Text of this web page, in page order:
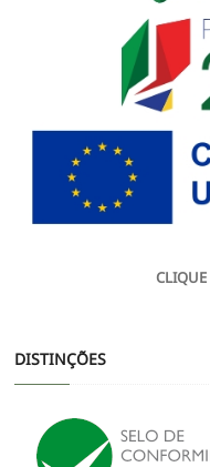
DISTINÇÕES